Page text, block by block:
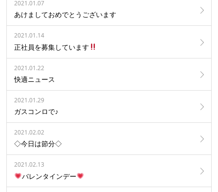
2021.01.07
あけましておめでとうございます
2021.01.14
正社員を募集しています
2021.01.22
快適ニュース
2021.01.29
ガスコンロで♪
2021.02.02
◇今日は節分◇
2021.02.13
バレンタインデー